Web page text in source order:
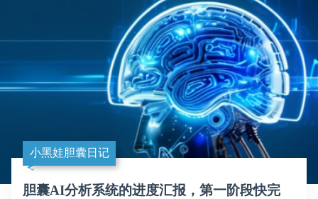
小黑娃胆囊日记
胆囊AI分析系统的进度汇报，第一阶段快完